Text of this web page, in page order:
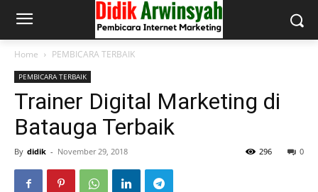
Home PEMBICARA TERBAIK
PEMBICARA TERBAIK
Trainer Digital Marketing di
Batauga Terbaik
By didik - November 29, 2018 0
296